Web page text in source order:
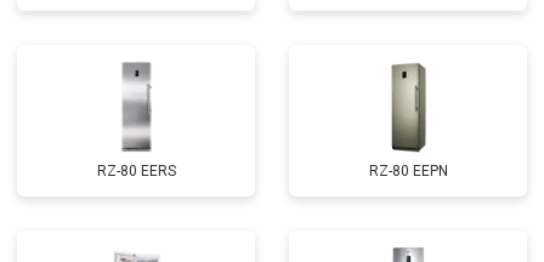
RZ-80 EERS RZ-80 EEPN